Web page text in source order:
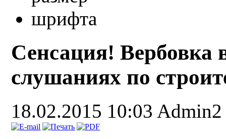
Сенсация!
слушаниях по
18.02.2015 10:03 Admin2